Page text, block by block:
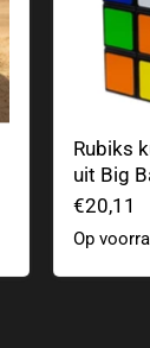
Rubiks
uit Big
€20,11
Op